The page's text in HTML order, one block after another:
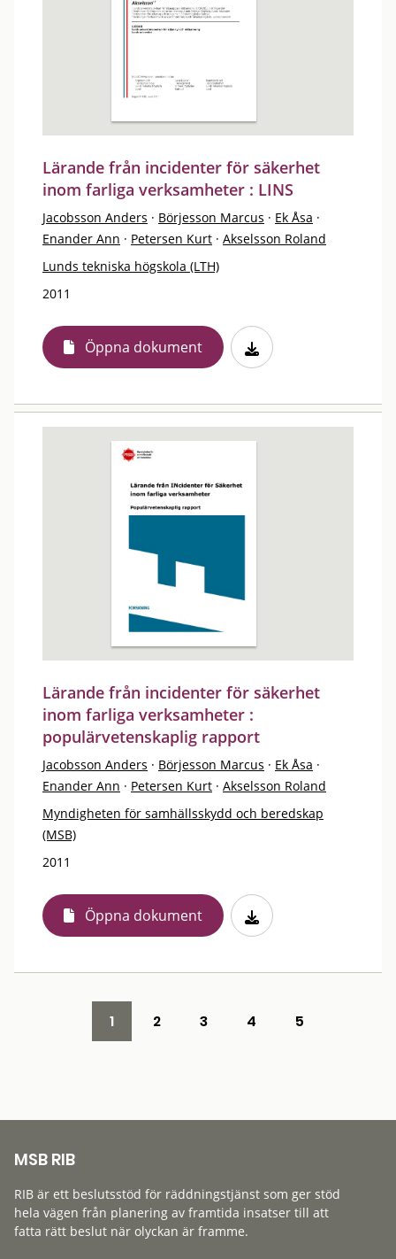
Lärande från incidenter för säkerhet
inom farliga verksamheter : LINS
Jacobsson Anders · Börjesson Marcus · Ek Åsa ·
Enander Ann · Petersen Kurt · Akselsson Roland
Lunds tekniska högskola (LTH)
2011
Öppna dokument
Lärande från incidenter för säkerhet
inom farliga verksamheter :
populärvetenskaplig rapport
Jacobsson Anders · Börjesson Marcus · Ek Åsa ·
Enander Ann · Petersen Kurt · Akselsson Roland
Myndigheten för samhällsskydd och beredskap
(MSB)
2011
Öppna dokument
1 2 3 4 5
MSB RIB
RIB är ett beslutsstöd för räddningstjänst som ger stöd
hela vägen från planering av framtida insatser till att
fatta rätt beslut när olyckan är framme.